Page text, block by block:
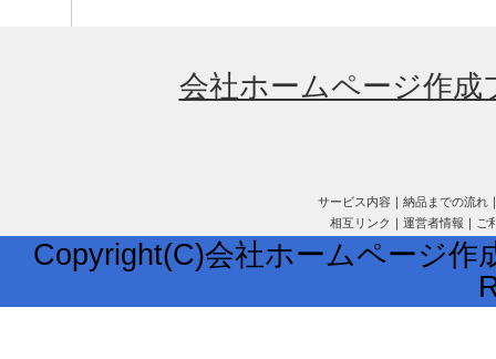
会社ホームページ作成
サービス内容｜ 納品までの流れ
相互リンク ｜ 運営者情報 ｜ ご
Copyright(C)会社ホームページ